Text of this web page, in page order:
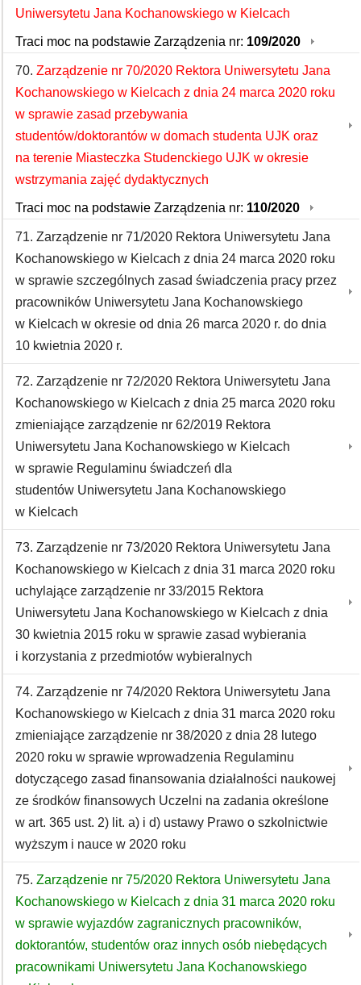
Uniwersytetu Jana Kochanowskiego w Kielcach
Traci moc na podstawie Zarządzenia nr: 109/2020
70. Zarządzenie nr 70/2020 Rektora Uniwersytetu Jana
Kochanowskiego w Kielcach z dnia 24 marca 2020 roku
w sprawie zasad przebywania
studentów/doktorantów w domach studenta UJK oraz
na terenie Miasteczka Studenckiego UJK w okresie
wstrzymania zajęć dydaktycznych
Traci moc na podstawie Zarządzenia nr: 110/2020
71. Zarządzenie nr 71/2020 Rektora Uniwersytetu Jana
Kochanowskiego w Kielcach z dnia 24 marca 2020 roku
w sprawie szczególnych zasad świadczenia pracy przez
pracowników Uniwersytetu Jana Kochanowskiego
w Kielcach w okresie od dnia 26 marca 2020 r. do dnia
10 kwietnia 2020 r.
72. Zarządzenie nr 72/2020 Rektora Uniwersytetu Jana
Kochanowskiego w Kielcach z dnia 25 marca 2020 roku
zmieniające zarządzenie nr 62/2019 Rektora
Uniwersytetu Jana Kochanowskiego w Kielcach
w sprawie Regulaminu świadczeń dla
studentów Uniwersytetu Jana Kochanowskiego
w Kielcach
73. Zarządzenie nr 73/2020 Rektora Uniwersytetu Jana
Kochanowskiego w Kielcach z dnia 31 marca 2020 roku
uchylające zarządzenie nr 33/2015 Rektora
Uniwersytetu Jana Kochanowskiego w Kielcach z dnia
30 kwietnia 2015 roku w sprawie zasad wybierania
i korzystania z przedmiotów wybieralnych
74. Zarządzenie nr 74/2020 Rektora Uniwersytetu Jana
Kochanowskiego w Kielcach z dnia 31 marca 2020 roku
zmieniające zarządzenie nr 38/2020 z dnia 28 lutego
2020 roku w sprawie wprowadzenia Regulaminu
dotyczącego zasad finansowania działalności naukowej
ze środków finansowych Uczelni na zadania określone
w art. 365 ust. 2) lit. a) i d) ustawy Prawo o szkolnictwie
wyższym i nauce w 2020 roku
75. Zarządzenie nr 75/2020 Rektora Uniwersytetu Jana
Kochanowskiego w Kielcach z dnia 31 marca 2020 roku
w sprawie wyjazdów zagranicznych pracowników,
doktorantów, studentów oraz innych osób niebędących
pracownikami Uniwersytetu Jana Kochanowskiego